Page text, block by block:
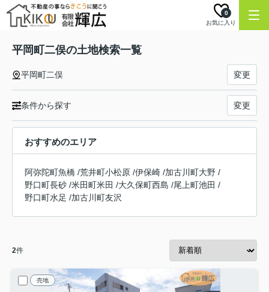
お気に入り
0
平岡町二俣の土地検索一覧
平岡町二俣 変更
条件から探す 変更
おすすめのエリア
阿弥陀町魚橋 /荒井町小松原 /伊保崎 /加古川町大野 /
野口町長砂 /米田町米田 /大久保町西島 /尾上町池田 /
野口町水足 /加古川町友沢
2件
売地